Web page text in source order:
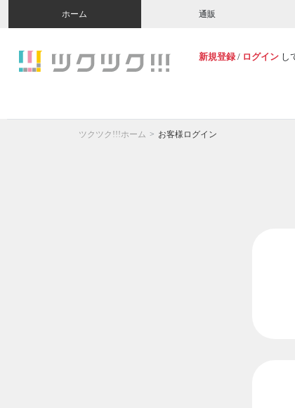
ホーム 通販
新規登録 / ログイン し
ツクツク!!!ホーム お客様ログイン